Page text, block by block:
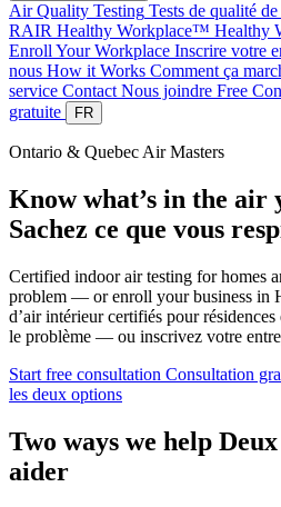
Air Quality Testing Tests de qualité
RAIR Healthy Workplace™ Healthy
Enroll Your Workplace Inscrire votre
nous How it Works Comment ça
service Contact Nous joindre Free
gratuite
FR
Ontario & Quebec Air Masters
Know what’s in the air
Sachez ce que vous
Certified indoor air testing for homes
problem — or enroll your business in
d’air intérieur certifiés pour
le problème — ou inscrivez votre
Start free consultation Consultation
les deux options
Two ways we help
aider